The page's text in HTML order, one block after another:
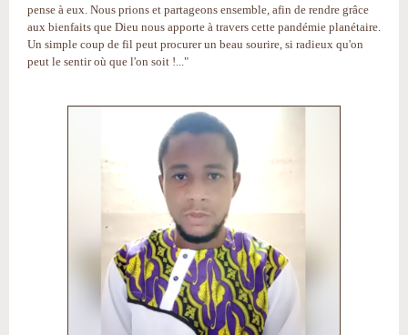
pense à eux. Nous prions et partageons ensemble, afin de rendre grâce
aux bienfaits que Dieu nous apporte à travers cette pandémie planétaire.
Un simple coup de fil peut procurer un beau sourire, si radieux qu'on
peut le sentir où que l'on soit !..."